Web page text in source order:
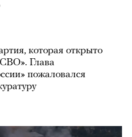
которая открыто
Глава
пожаловался